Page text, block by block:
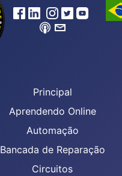
Principal
Aprendendo Online
Automação
Bancada de Reparação
Circuitos